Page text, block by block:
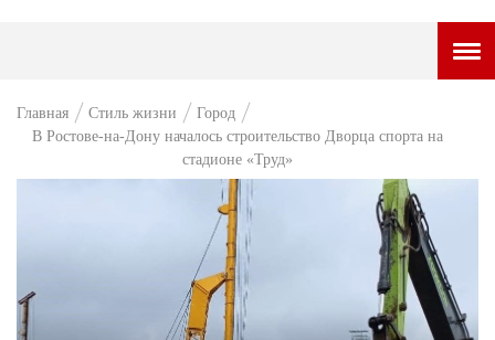
НОВОСТИ
ВОПРОС НЕДЕЛИ
СТИЛЬ ЖИЗНИ
Главная Стиль жизни
Город
В Ростове-на-Дону началось строительство Дворца спорта на
стадионе «Труд»